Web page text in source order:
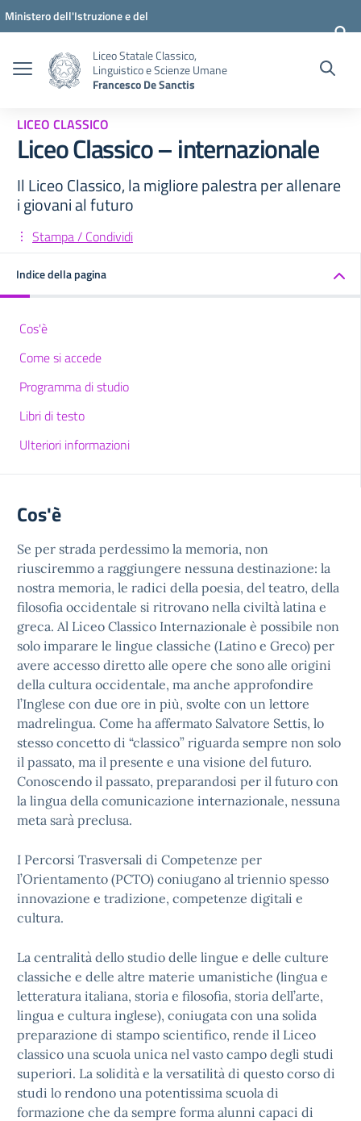
Vai ai contenuti
Vai al menu di navigazione
Vai al footer
Ministero dell'Istruzione e del
Liceo Statale Classico,
Linguistico e Scienze Umane
Francesco De Sanctis
LICEO CLASSICO
Liceo Classico – internazionale
Il Liceo Classico, la migliore palestra per allenare
i giovani al futuro
Stampa / Condividi
Indice della pagina
Cos'è
Come si accede
Programma di studio
Libri di testo
Ulteriori informazioni
Cos'è
Se per strada perdessimo la memoria, non
riusciremmo a raggiungere nessuna destinazione: la
nostra memoria, le radici della poesia, del teatro, della
filosofia occidentale si ritrovano nella civiltà latina e
greca. Al Liceo Classico Internazionale è possibile non
solo imparare le lingue classiche (Latino e Greco) per
avere accesso diretto alle opere che sono alle origini
della cultura occidentale, ma anche approfondire
l’Inglese con due ore in più, svolte con un lettore
madrelingua. Come ha affermato Salvatore Settis, lo
stesso concetto di “classico” riguarda sempre non solo
il passato, ma il presente e una visione del futuro.
Conoscendo il passato, preparandosi per il futuro con
la lingua della comunicazione internazionale, nessuna
meta sarà preclusa.
I Percorsi Trasversali di Competenze per
l’Orientamento (PCTO) coniugano al triennio spesso
innovazione e tradizione, competenze digitali e
cultura.
La centralità dello studio delle lingue e delle culture
classiche e delle altre materie umanistiche (lingua e
letteratura italiana, storia e filosofia, storia dell’arte,
lingua e cultura inglese), coniugata con una solida
preparazione di stampo scientifico, rende il Liceo
classico una scuola unica nel vasto campo degli studi
superiori. La solidità e la versatilità di questo corso di
studi lo rendono una potentissima scuola di
formazione che da sempre forma alunni capaci di